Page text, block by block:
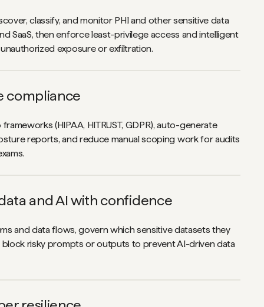
classify, and monitor PHI and other sensitive data
SaaS, then enforce least-privilege access and intelligent
exposure or exfiltration.
compliance
(HIPAA, HITRUST, GDPR), auto-generate
reports, and reduce manual scoping work for audits
and AI with confidence
and data flows, govern which sensitive datasets they
block risky prompts or outputs to prevent AI-driven data